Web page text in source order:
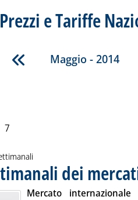
Prezzi e Tariffe
Maggio - 2014
7
dei
Mercato internazionale